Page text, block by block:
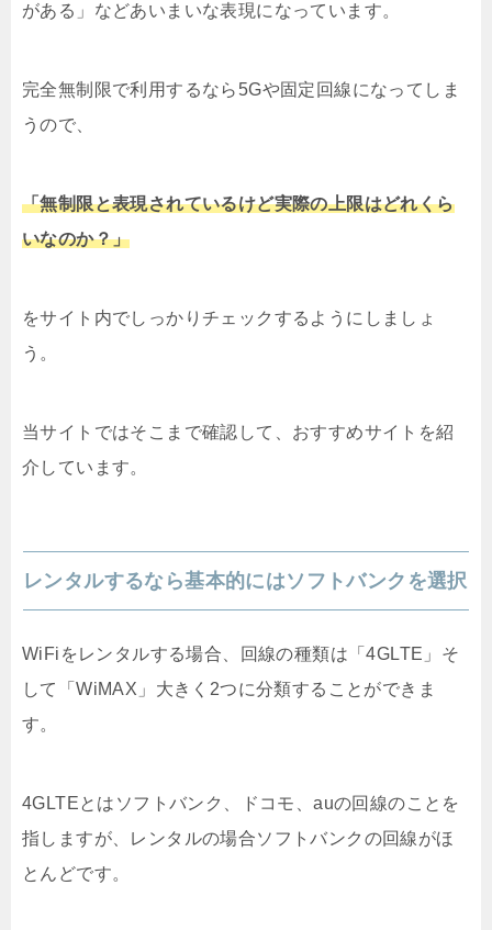
がある」などあいまいな表現になっています。
完全無制限で利用するなら5Gや固定回線になってしま
うので、
「無制限と表現されているけど実際の上限はどれくら
いなのか？」
をサイト内でしっかりチェックするようにしましょ
う。
当サイトではそこまで確認して、おすすめサイトを紹
介しています。
レンタルするなら基本的にはソフトバンクを選択
WiFiをレンタルする場合、回線の種類は「4GLTE」そ
して「WiMAX」大きく2つに分類することができま
す。
4GLTEとはソフトバンク、ドコモ、auの回線のことを
指しますが、レンタルの場合ソフトバンクの回線がほ
とんどです。